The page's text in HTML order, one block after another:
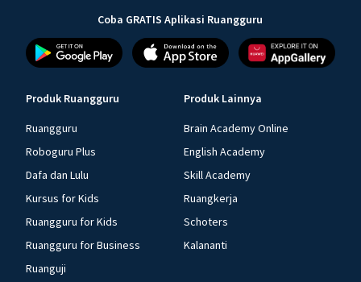
Coba GRATIS Aplikasi Ruangguru
Produk Ruangguru
Ruangguru
Roboguru Plus
Dafa dan Lulu
Kursus for Kids
Ruangguru for Kids
Ruangguru for Business
Ruanguji
Produk Lainnya
Brain Academy Online
English Academy
Skill Academy
Ruangkerja
Schoters
Kalananti